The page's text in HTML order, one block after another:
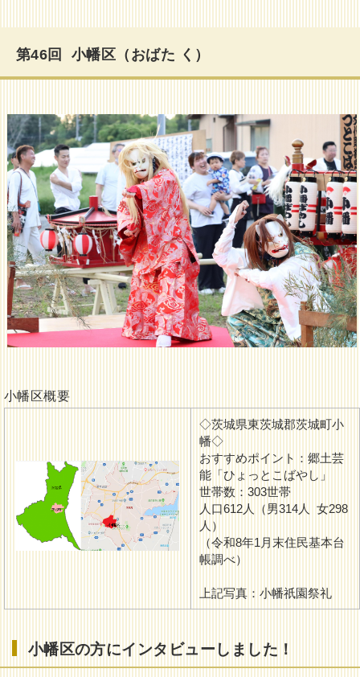
第46回 小幡区（おばた く）
小幡区概要
◇茨城県東茨城郡茨城町小
幡◇
おすすめポイント：郷土芸
能「ひょっとこばやし」
世帯数：303世帯
人口612人（男314人 女298
人）
（令和8年1月末住民基本台
帳調べ）
上記写真：小幡祇園祭礼
小幡区の方にインタビューしました！